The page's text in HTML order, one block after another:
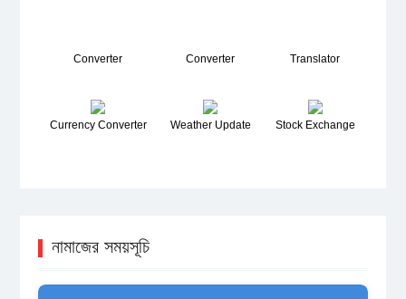
Converter Converter Translator
Currency Converter Weather Update Stock Exchange
নামাজের সময়সূচি